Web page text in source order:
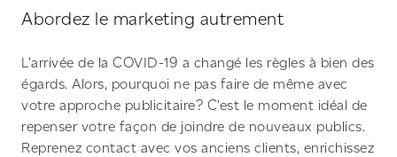
Abordez le marketing autrement
L’arrivée de la COVID-19 a changé les règles à bien des
égards. Alors, pourquoi ne pas faire de même avec
votre approche publicitaire? C’est le moment idéal de
repenser votre façon de joindre de nouveaux publics.
Reprenez contact avec vos anciens clients, enrichissez